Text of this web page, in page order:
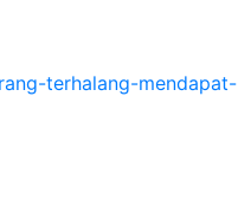
terhalang-mendapat-